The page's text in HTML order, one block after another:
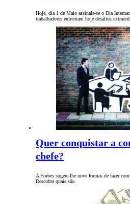
Hoje, dia 1 de Maio assinala-se o Dia
trabalhadores enfrentam hoje desafios
Quer conquistar a
chefe?
A Forbes sugere-lhe nove formas de fazer
Descubra quais são.